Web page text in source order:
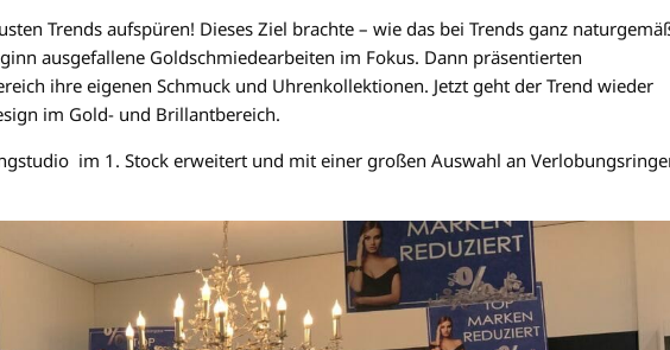
Trends aufspüren! Dieses Ziel brachte – wie das bei Trends ganz
ausgefallene Goldschmiedearbeiten im Fokus. Dann präsentierten
ihre eigenen Schmuck und Uhrenkollektionen. Jetzt geht der Trend wieder
im Gold- und Brillantbereich.
im 1. Stock erweitert und mit einer großen Auswahl an